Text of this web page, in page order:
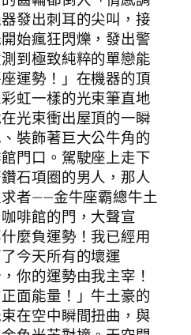
發出刺耳的尖叫，接
始瘋狂閃爍，發出警
到極致純粹的單戀能
運勢！」在機器的頂
虹一樣的光束筆直地
光束衝出屋頂的一瞬
裝飾著巨大公牛角的
門口。駕駛座上走下
石項圈的男人，那人
者——金牛座霸總牛土
啡館的門，大聲宣
麼負運勢！我已經用
今天所有的壞運
你的運勢由我主宰！
面能量！」牛土豪的
在空中瞬間扭曲，與